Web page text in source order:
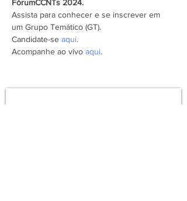
FórumCCNTs 2024.
Assista para conhecer e se inscrever em
um Grupo Temático (GT).
Candidate-se aqui.
Acompanhe ao vivo aqui.